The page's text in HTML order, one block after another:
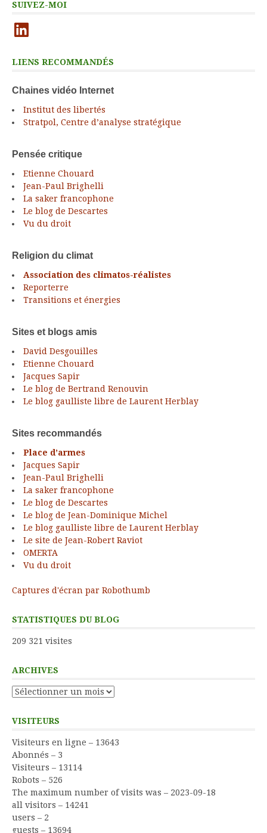
SUIVEZ-MOI
LinkedIn
LIENS RECOMMANDÉS
Chaines vidéo Internet
Institut des libertés
Stratpol, Centre d’analyse stratégique
Pensée critique
Etienne Chouard
Jean-Paul Brighelli
La saker francophone
Le blog de Descartes
Vu du droit
Religion du climat
Association des climatos-réalistes
Reporterre
Transitions et énergies
Sites et blogs amis
David Desgouilles
Etienne Chouard
Jacques Sapir
Le blog de Bertrand Renouvin
Le blog gaulliste libre de Laurent Herblay
Sites recommandés
Place d’armes
Jacques Sapir
Jean-Paul Brighelli
La saker francophone
Le blog de Descartes
Le blog de Jean-Dominique Michel
Le blog gaulliste libre de Laurent Herblay
Le site de Jean-Robert Raviot
OMERTA
Vu du droit
Captures d'écran par Robothumb
STATISTIQUES DU BLOG
209 321 visites
ARCHIVES
Archives
VISITEURS
Visiteurs en ligne – 13643
Abonnés – 3
Visiteurs – 13114
Robots – 526
The maximum number of visits was – 2023-09-18
all visitors – 14241
users – 2
guests – 13694